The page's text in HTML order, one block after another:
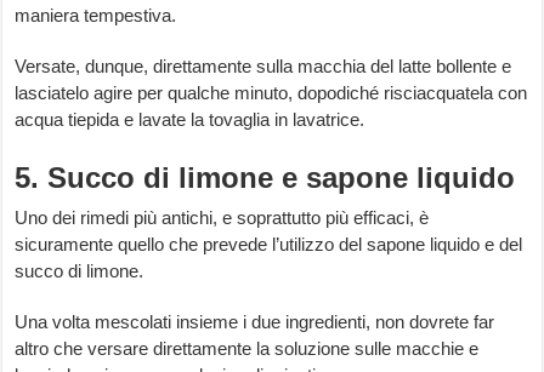
maniera tempestiva.
Versate, dunque, direttamente sulla macchia del latte bollente e
lasciatelo agire per qualche minuto, dopodiché risciacquatela con
acqua tiepida e lavate la tovaglia in lavatrice.
5. Succo di limone e sapone liquido
Uno dei rimedi più antichi, e soprattutto più efficaci, è
sicuramente quello che prevede l’utilizzo del sapone liquido e del
succo di limone.
Una volta mescolati insieme i due ingredienti, non dovrete far
altro che versare direttamente la soluzione sulle macchie e